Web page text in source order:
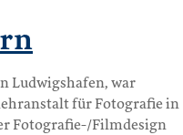
Ludwigshafen, war
für Fotografie in
Fotografie-/Filmdesign